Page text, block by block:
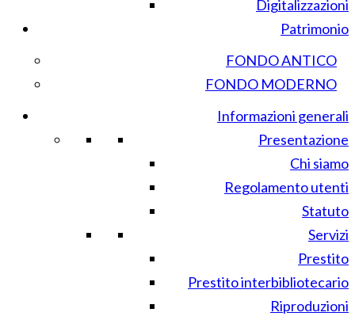
Digitalizzazioni
Patrimonio
FONDO ANTICO
FONDO MODERNO
Informazioni generali
Presentazione
Chi siamo
Regolamento utenti
Statuto
Servizi
Prestito
Prestito interbibliotecario
Riproduzioni